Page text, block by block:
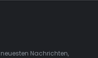
Nachrichten,